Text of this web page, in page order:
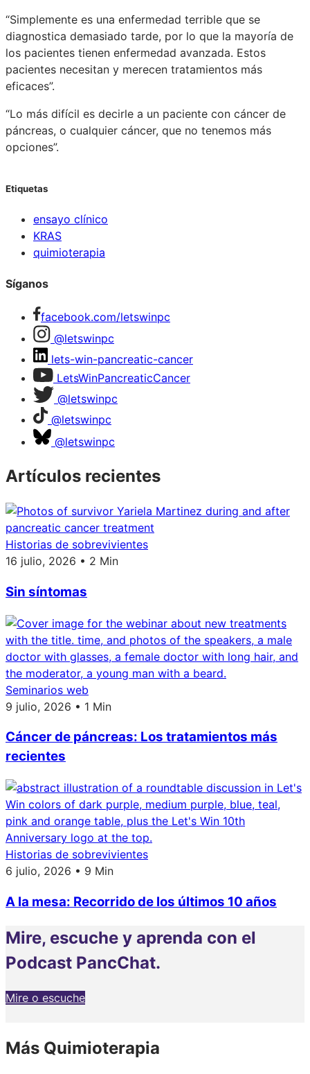
“Simplemente es una enfermedad terrible que se
diagnostica demasiado tarde, por lo que la mayoría de
los pacientes tienen enfermedad avanzada. Estos
pacientes necesitan y merecen tratamientos más
eficaces”.
“Lo más difícil es decirle a un paciente con cáncer de
páncreas, o cualquier cáncer, que no tenemos más
opciones”.
Etiquetas
ensayo clínico
KRAS
quimioterapia
Síganos
facebook.com/letswinpc
@letswinpc
lets-win-pancreatic-cancer
LetsWinPancreaticCancer
@letswinpc
@letswinpc
@letswinpc
Artículos recientes
Historias de sobrevivientes
16 julio, 2026 • 2 Min
Sin síntomas
Seminarios web
9 julio, 2026 • 1 Min
Cáncer de páncreas: Los tratamientos más
recientes
Historias de sobrevivientes
6 julio, 2026 • 9 Min
A la mesa: Recorrido de los últimos 10 años
Mire, escuche y aprenda con el
Podcast PancChat.
Mire o escuche
Más Quimioterapia